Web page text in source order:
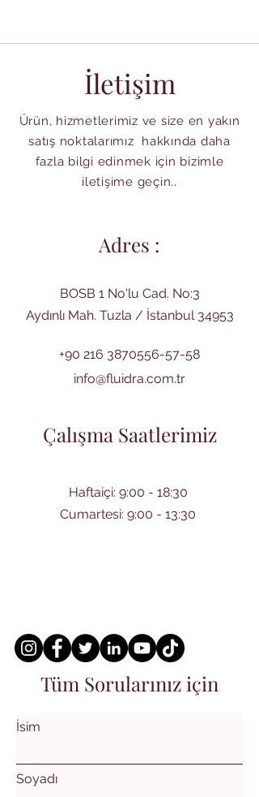
İletişim
Ürün, hizmetlerimiz ve size en yakın
satış noktalarımız hakkında daha
fazla bilgi edinmek için bizimle
iletişime geçin..
Adres :
BOSB 1 No'lu Cad. No:3
Aydınlı Mah. Tuzla / İstanbul 34953
+90 216 3870556-57-58
info@fluidra.com.tr
Çalışma Saatlerimiz
Haftaiçi: 9:00 - 18:30
Cumartesi: 9:00 - 13:30
Tüm Sorularınız için
İsim
Soyadı